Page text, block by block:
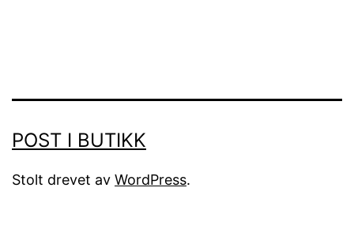
POST I BUTIKK
Stolt drevet av WordPress.